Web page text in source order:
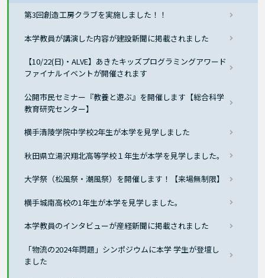
第3回創造工房クラブを実施しました！！
本学教員が講演した内容が建設新聞に掲載されました
【10/22(日)・ALVE】あきたキッズプログラミングアワード
ファイナルイベントが開催されます
公開市民セミナー『教養と遊ぶ』を開催します【総合科学
教育研究センター】
横手清陵学院中学校2年生が本学を見学しました
秋田県立湯沢翔北高等学校１年生が本学を見学しました。
大学祭（松風祭・潮風祭）を開催します！【来場無制限】
横手城南高校の1年生が本学を見学しました。
本学教員のインタビューが産経新聞に掲載されました
「物流の2024年問題」シンポジウムに本学 学生が登壇し
ました